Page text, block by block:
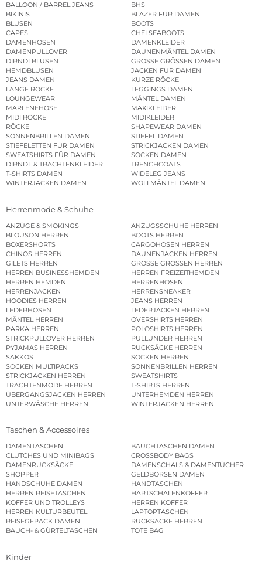
BALLOON / BARREL JEANS
BHS
BIKINIS
BLAZER FÜR DAMEN
BLUSEN
BOOTS
CAPES
CHELSEABOOTS
DAMENHOSEN
DAMENKLEIDER
DAMENPULLOVER
DAUNENMÄNTEL DAMEN
DIRNDLBLUSEN
GROSSE GRÖSSEN DAMEN
HEMDBLUSEN
JACKEN FÜR DAMEN
JEANS DAMEN
KURZE RÖCKE
LANGE RÖCKE
LEGGINGS DAMEN
LOUNGEWEAR
MÄNTEL DAMEN
MARLENEHOSE
MAXIKLEIDER
MIDI RÖCKE
MIDIKLEIDER
RÖCKE
SHAPEWEAR DAMEN
SONNENBRILLEN DAMEN
STIEFEL DAMEN
STIEFELETTEN FÜR DAMEN
STRICKJACKEN DAMEN
SWEATSHIRTS FÜR DAMEN
SOCKEN DAMEN
DIRNDL & TRACHTENKLEIDER
TRENCHCOATS
T-SHIRTS DAMEN
WIDELEG JEANS
WINTERJACKEN DAMEN
WOLLMÄNTEL DAMEN
Herrenmode & Schuhe
ANZÜGE & SMOKINGS
ANZUGSSCHUHE HERREN
BLOUSON HERREN
BOOTS HERREN
BOXERSHORTS
CARGOHOSEN HERREN
CHINOS HERREN
DAUNENJACKEN HERREN
GILETS HERREN
GROSSE GRÖSSEN HERREN
HERREN BUSINESSHEMDEN
HERREN FREIZEITHEMDEN
HERREN HEMDEN
HERRENHOSEN
HERRENJACKEN
HERRENSNEAKER
HOODIES HERREN
JEANS HERREN
LEDERHOSEN
LEDERJACKEN HERREN
MÄNTEL HERREN
OVERSHIRTS HERREN
PARKA HERREN
POLOSHIRTS HERREN
STRICKPULLOVER HERREN
PULLUNDER HERREN
PYJAMAS HERREN
RUCKSÄCKE HERREN
SAKKOS
SOCKEN HERREN
SOCKEN MULTIPACKS
SONNENBRILLEN HERREN
STRICKJACKEN HERREN
SWEATSHIRTS
TRACHTENMODE HERREN
T-SHIRTS HERREN
ÜBERGANGSJACKEN HERREN
UNTERHEMDEN HERREN
UNTERWÄSCHE HERREN
WINTERJACKEN HERREN
Taschen & Accessoires
DAMENTASCHEN
BAUCHTASCHEN DAMEN
CLUTCHES UND MINIBAGS
CROSSBODY BAGS
DAMENRUCKSÄCKE
DAMENSCHALS & DAMENTÜCHER
SHOPPER
GELDBÖRSEN DAMEN
HANDSCHUHE DAMEN
HANDTASCHEN
HERREN REISETASCHEN
HARTSCHALENKOFFER
KOFFER UND TROLLEYS
HERREN KOFFER
HERREN KULTURBEUTEL
LAPTOPTASCHEN
REISEGEPÄCK DAMEN
RUCKSÄCKE HERREN
BAUCH- & GÜRTELTASCHEN
TOTE BAG
Kinder